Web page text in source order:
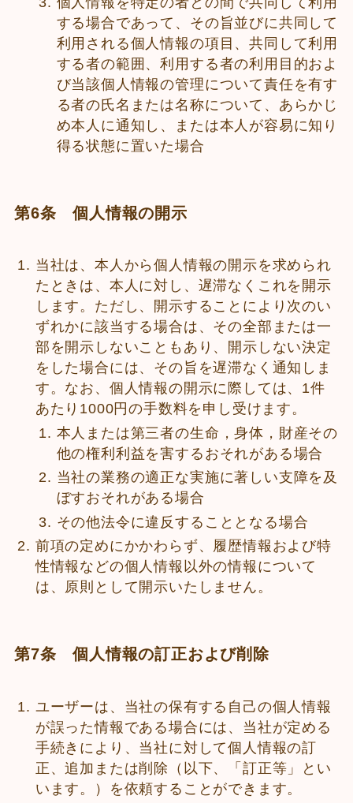
する場合であって、その旨並びに共同して
利用される個人情報の項目、共同して利用
する者の範囲、利用する者の利用目的およ
び当該個人情報の管理について責任を有す
る者の氏名または名称について、あらかじ
め本人に通知し、または本人が容易に知り
得る状態に置いた場合
第6条 個人情報の開示
当社は、本人から個人情報の開示を求められ
たときは、本人に対し、遅滞なくこれを開示
します。ただし、開示することにより次のい
ずれかに該当する場合は、その全部または一
部を開示しないこともあり、開示しない決定
をした場合には、その旨を遅滞なく通知しま
す。なお、個人情報の開示に際しては、1件
あたり1000円の手数料を申し受けます。
本人または第三者の生命，身体，財産その
他の権利利益を害するおそれがある場合
当社の業務の適正な実施に著しい支障を及
ぼすおそれがある場合
その他法令に違反することとなる場合
前項の定めにかかわらず、履歴情報および特
性情報などの個人情報以外の情報について
は、原則として開示いたしません。
第7条 個人情報の訂正および削除
ユーザーは、当社の保有する自己の個人情報
が誤った情報である場合には、当社が定める
手続きにより、当社に対して個人情報の訂
正、追加または削除（以下、「訂正等」とい
います。）を依頼することができます。